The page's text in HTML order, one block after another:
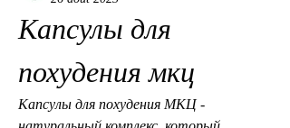
Капсулы для
похудения мкц
Капсулы для похудения МКЦ -